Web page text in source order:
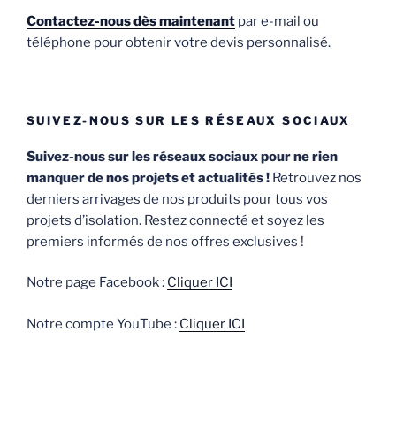
Contactez-nous dès maintenant par e-mail ou
téléphone pour obtenir votre devis personnalisé.
SUIVEZ-NOUS SUR LES RÉSEAUX SOCIAUX
Suivez-nous sur les réseaux sociaux pour ne rien
manquer de nos projets et actualités ! Retrouvez nos
derniers arrivages de nos produits pour tous vos
projets d’isolation. Restez connecté et soyez les
premiers informés de nos offres exclusives !
Notre page Facebook : Cliquer ICI
Notre compte YouTube : Cliquer ICI